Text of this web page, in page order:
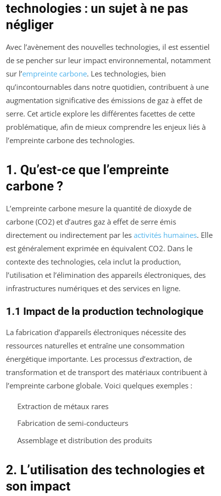
technologies : un sujet à ne pas
négliger
Avec l’avènement des nouvelles technologies, il est essentiel
de se pencher sur leur impact environnemental, notamment
sur l’empreinte carbone. Les technologies, bien
qu’incontournables dans notre quotidien, contribuent à une
augmentation significative des émissions de gaz à effet de
serre. Cet article explore les différentes facettes de cette
problématique, afin de mieux comprendre les enjeux liés à
l’empreinte carbone des technologies.
1. Qu’est-ce que l’empreinte
carbone ?
L’empreinte carbone mesure la quantité de dioxyde de
carbone (CO2) et d’autres gaz à effet de serre émis
directement ou indirectement par les activités humaines. Elle
est généralement exprimée en équivalent CO2. Dans le
contexte des technologies, cela inclut la production,
l’utilisation et l’élimination des appareils électroniques, des
infrastructures numériques et des services en ligne.
1.1 Impact de la production technologique
La fabrication d’appareils électroniques nécessite des
ressources naturelles et entraîne une consommation
énergétique importante. Les processus d’extraction, de
transformation et de transport des matériaux contribuent à
l’empreinte carbone globale. Voici quelques exemples :
Extraction de métaux rares
Fabrication de semi-conducteurs
Assemblage et distribution des produits
2. L’utilisation des technologies et
son impact